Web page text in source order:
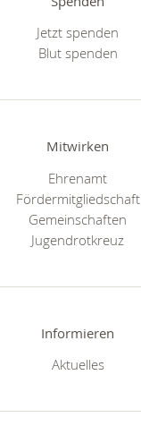
Jetzt spenden
Blut spenden
Mitwirken
Ehrenamt
Fördermitgliedschaft
Gemeinschaften
Jugendrotkreuz
Informieren
Aktuelles